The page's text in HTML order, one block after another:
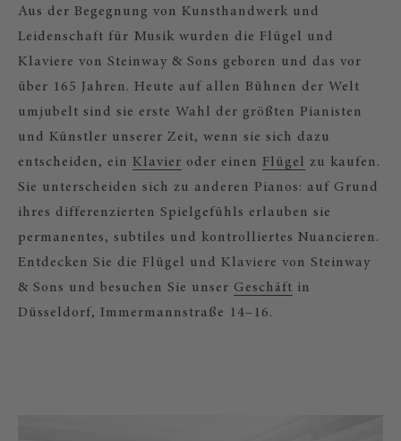
Aus der Begegnung von Kunsthandwerk und
Leidenschaft für Musik wurden die Flügel und
Klaviere von Steinway & Sons geboren und das vor
über 165 Jahren. Heute auf allen Bühnen der Welt
umjubelt sind sie erste Wahl der größten Pianisten
und Künstler unserer Zeit, wenn sie sich dazu
entscheiden, ein Klavier oder einen Flügel zu kaufen.
Sie unterscheiden sich zu anderen Pianos: auf Grund
ihres differenzierten Spielgefühls erlauben sie
permanentes, subtiles und kontrolliertes Nuancieren.
Entdecken Sie die Flügel und Klaviere von Steinway
& Sons und besuchen Sie unser Geschäft in
Düsseldorf, Immermannstraße 14–16.